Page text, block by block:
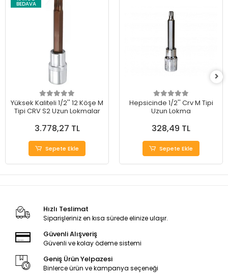
BEDAVA
Yüksek Kaliteli 1/2'' 12 Köşe M
Tipi CRV S2 Uzun Lokmalar
3.778,27 TL
Sepete Ekle
Hepsicinde 1/2'' Crv M Tipi
Uzun Lokma
328,49 TL
Sepete Ekle
Hızlı Teslimat
Siparişleriniz en kısa sürede elinize ulaşır.
Güvenli Alışveriş
Güvenli ve kolay ödeme sistemi
Geniş Ürün Yelpazesi
Binlerce ürün ve kampanya seçeneği